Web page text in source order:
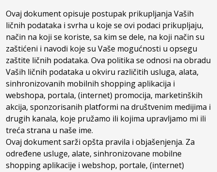
Ovaj dokument opisuje postupak prikupljanja Vaših
ličnih podataka i svrha u koje se ovi podaci prikupljaju,
način na koji se koriste, sa kim se dele, na koji način su
zaštićeni i navodi koje su Vaše mogućnosti u opsegu
zaštite ličnih podataka. Ova politika se odnosi na obradu
Vaših ličnih podataka u okviru različitih usluga, alata,
sinhronizovanih mobilnih shopping aplikacija i
webshopa, portala, (internet) promocija, marketinških
akcija, sponzorisanih platformi na društvenim medijima i
drugih kanala, koje pružamo ili kojima upravljamo mi ili
treća strana u naše ime.
Ovaj dokument sarži opšta pravila i objašenjenja. Za
određene usluge, alate, sinhronizovane mobilne
shopping aplikacije i webshop, portale, (internet)